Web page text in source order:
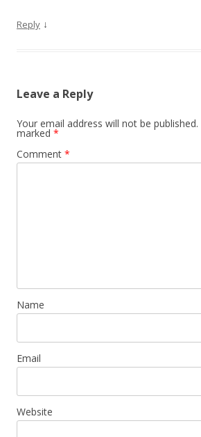
Reply ↓
Leave a Reply
Your email address will not be published.
marked *
Comment *
Name
Email
Website